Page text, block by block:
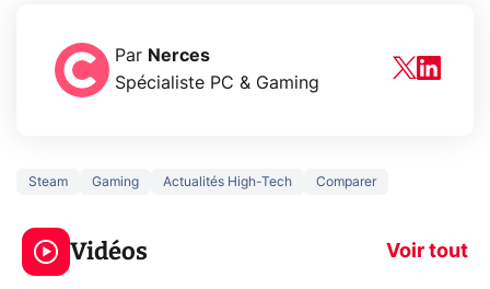
Par Nerces
Spécialiste PC & Gaming
Steam Gaming Actualités High-Tech Comparer
Vidéos Voir tout
3 écrans en 1 pour
319€ ? Voici L'AOC
CQ32G4ZA !
5
prochaine